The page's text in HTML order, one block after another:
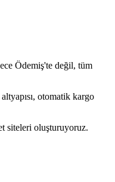
Ödemiş'te değil, tüm
otomatik kargo
siteleri oluşturuyoruz.